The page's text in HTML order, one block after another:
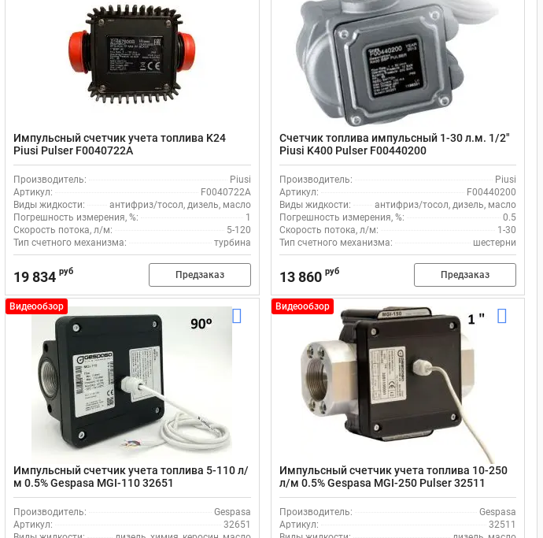
масло
Импульсный счетчик учета топлива K24
Piusi Pulser F0040722A
Производитель:
Piusi
Артикул:
F0040722A
Виды жидкости:
антифриз/тосол, дизель, масло
Погрешность измерения, %:
1
Скорость потока, л/м:
5-120
Тип счетного механизма:
турбина
19 834 руб Предзаказ
Счетчик топлива импульсный 1-30 л.м. 1/2"
Piusi K400 Pulser F00440200
Производитель:
Piusi
Артикул:
F00440200
Виды жидкости:
антифриз/тосол, дизель, масло
Погрешность измерения, %:
0.5
Скорость потока, л/м:
1-30
Тип счетного механизма:
шестерни
13 860 руб Предзаказ
Видеообзор
Импульсный счетчик учета топлива 5-110 л/
м 0.5% Gespasa MGI-110 32651
Производитель:
Gespasa
Артикул:
32651
Видеообзор
Импульсный счетчик учета топлива 10-250
л/м 0.5% Gespasa MGI-250 Pulser 32511
Производитель:
Gespasa
Артикул:
32511